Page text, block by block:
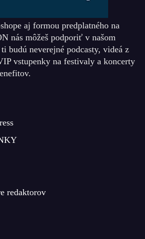
aj formou predplatného na
nás môžeš podporiť v našom
budú neverejné podcasty, videá z
vstupenky na festivaly a koncerty
redaktorov